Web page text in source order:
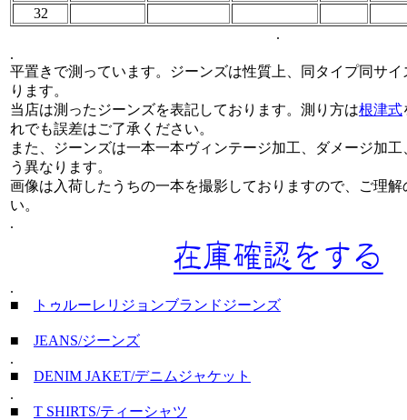
32
.
.
平置きで測っています。ジーンズは性質上、同タイプ同サ
ります。
当店は測ったジーンズを表記しております。測り方は根津式
れでも誤差はご了承ください。
また、ジーンズは一本一本ヴィンテージ加工、ダメージ加
う異なります。
画像は入荷したうちの一本を撮影しておりますので、ご理
い。
.
.
■
トゥルーレリジョンブランドジーンズ
■ JEANS/ジーンズ
.
■ DENIM JAKET/デニムジャケット
.
■ T SHIRTS/ティーシャツ